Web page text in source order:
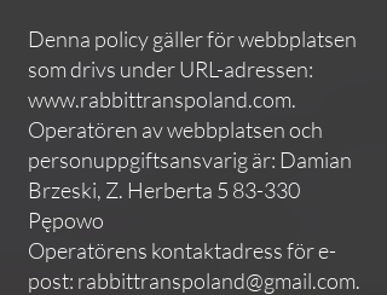
Denna policy gäller för webbplatsen
som drivs under URL-adressen:
www.rabbittranspoland.com.
Operatören av webbplatsen och
personuppgiftsansvarig är: Damian
Brzeski, Z. Herberta 5 83-330
Pępowo
Operatörens kontaktadress för e-
post: rabbittranspoland@gmail.com.